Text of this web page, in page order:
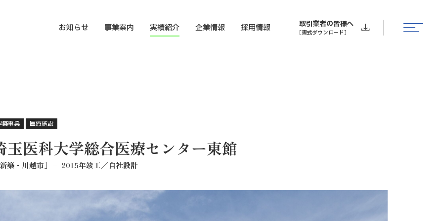
お知らせ 事業案内 実績紹介 企業情報 採用情報 取引業者の皆様へ
［書式ダウンロード］
築事業 医療施設
玉医科大学総合医療センター東館
築・川越市］ 2015年竣工／自社設計